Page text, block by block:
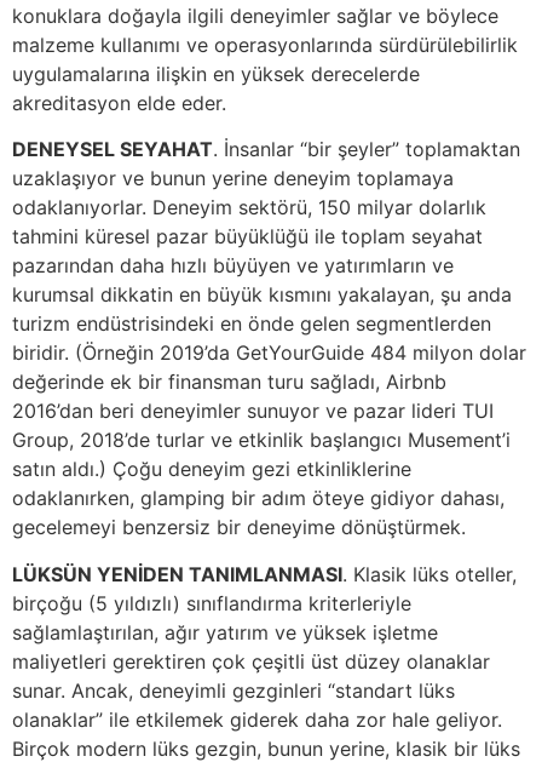
konuklara doğayla ilgili deneyimler sağlar ve böylece
malzeme kullanımı ve operasyonlarında sürdürülebilirlik
uygulamalarına ilişkin en yüksek derecelerde
akreditasyon elde eder.
DENEYSEL SEYAHAT. İnsanlar “bir şeyler” toplamaktan
uzaklaşıyor ve bunun yerine deneyim toplamaya
odaklanıyorlar. Deneyim sektörü, 150 milyar dolarlık
tahmini küresel pazar büyüklüğü ile toplam seyahat
pazarından daha hızlı büyüyen ve yatırımların ve
kurumsal dikkatin en büyük kısmını yakalayan, şu anda
turizm endüstrisindeki en önde gelen segmentlerden
biridir. (Örneğin 2019’da GetYourGuide 484 milyon dolar
değerinde ek bir finansman turu sağladı, Airbnb
2016’dan beri deneyimler sunuyor ve pazar lideri TUI
Group, 2018’de turlar ve etkinlik başlangıcı Musement’i
satın aldı.) Çoğu deneyim gezi etkinliklerine
odaklanırken, glamping bir adım öteye gidiyor dahası,
gecelemeyi benzersiz bir deneyime dönüştürmek.
LÜKSÜN YENİDEN TANIMLANMASI. Klasik lüks oteller,
birçoğu (5 yıldızlı) sınıflandırma kriterleriyle
sağlamlaştırılan, ağır yatırım ve yüksek işletme
maliyetleri gerektiren çok çeşitli üst düzey olanaklar
sunar. Ancak, deneyimli gezginleri “standart lüks
olanaklar” ile etkilemek giderek daha zor hale geliyor.
Birçok modern lüks gezgin, bunun yerine, klasik bir lüks